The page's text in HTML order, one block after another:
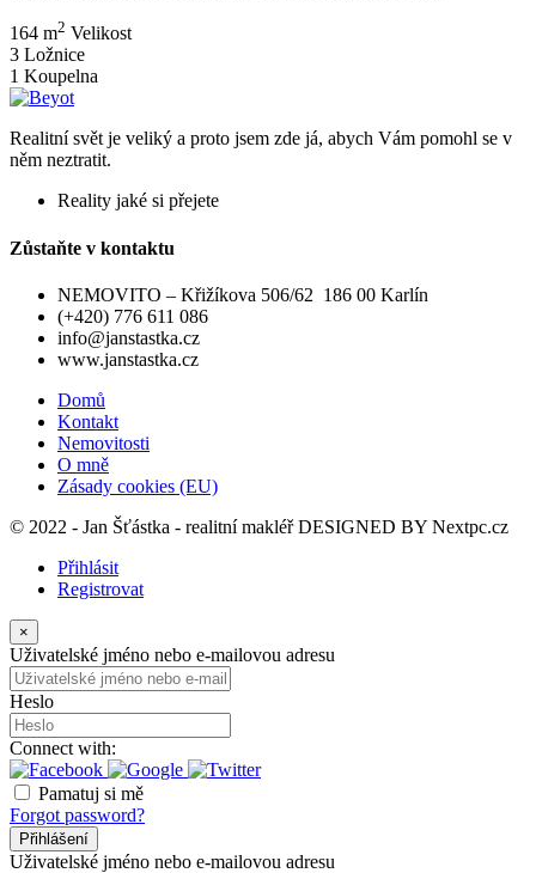
164 m2 Velikost
3 Ložnice
1 Koupelna
Realitní svět je veliký a proto jsem zde já, abych Vám pomohl se v
něm neztratit.
Reality jaké si přejete
Zůstaňte v kontaktu
NEMOVITO – Křižíkova 506/62 186 00 Karlín
(+420) 776 611 086
info@janstastka.cz
www.janstastka.cz
Domů
Kontakt
Nemovitosti
O mně
Zásady cookies (EU)
© 2022 - Jan Šťástka - realitní makléř DESIGNED BY Nextpc.cz
Přihlásit
Registrovat
×
Uživatelské jméno nebo e-mailovou adresu
Heslo
Connect with:
Pamatuj si mě
Forgot password?
Přihlášení
Uživatelské jméno nebo e-mailovou adresu